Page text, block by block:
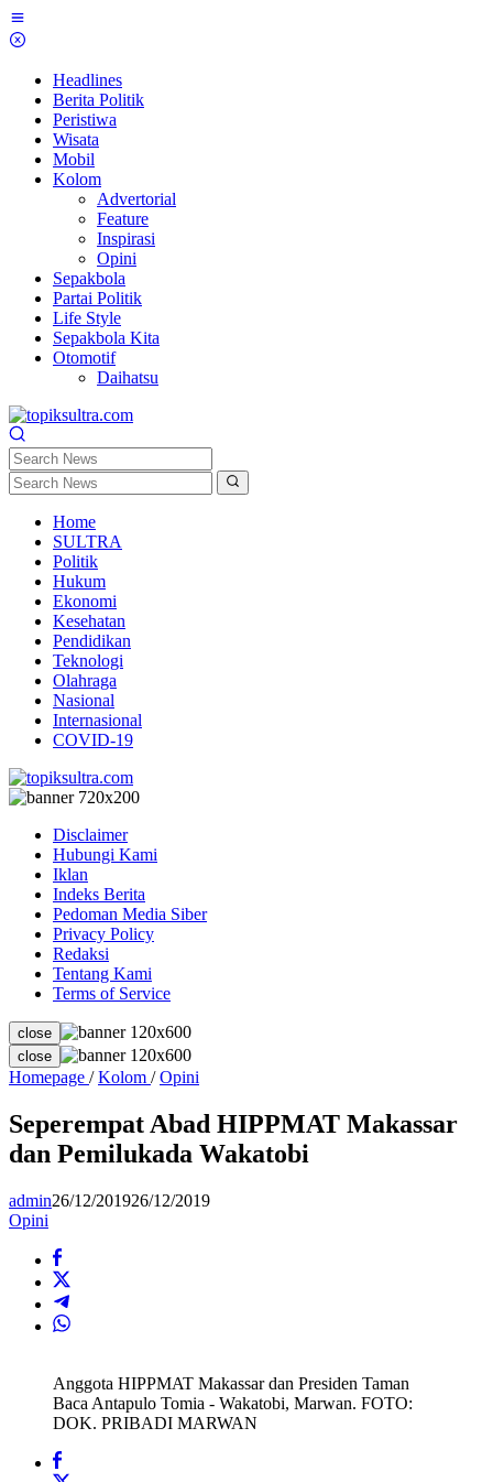
Skip
to
Headlines
Berita Politik
Peristiwa
Wisata
Mobil
Kolom
Advertorial
Feature
Inspirasi
Opini
Sepakbola
Partai Politik
Life Style
Sepakbola Kita
Otomotif
Daihatsu
Home
SULTRA
Politik
Hukum
Ekonomi
Kesehatan
Pendidikan
Teknologi
Olahraga
Nasional
Internasional
COVID-19
Disclaimer
Hubungi Kami
Iklan
Indeks Berita
Pedoman Media Siber
Privacy Policy
Redaksi
Tentang Kami
Terms of Service
close
close
Homepage / Kolom / Opini
HIPPMAT
Makassar
dan
Wakatobi
Seperempat Abad HIPPMAT Makassar
dan Pemilukada Wakatobi
admin26/12/201926/12/2019
Opini
Anggota HIPPMAT Makassar dan Presiden Taman
Baca Antapulo Tomia - Wakatobi, Marwan. FOTO:
DOK. PRIBADI MARWAN